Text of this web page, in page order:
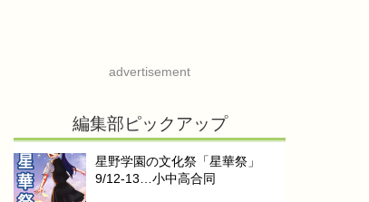
advertisement
編集部ピックアップ
星野学園の文化祭「星華祭」
9/12-13…小中高合同